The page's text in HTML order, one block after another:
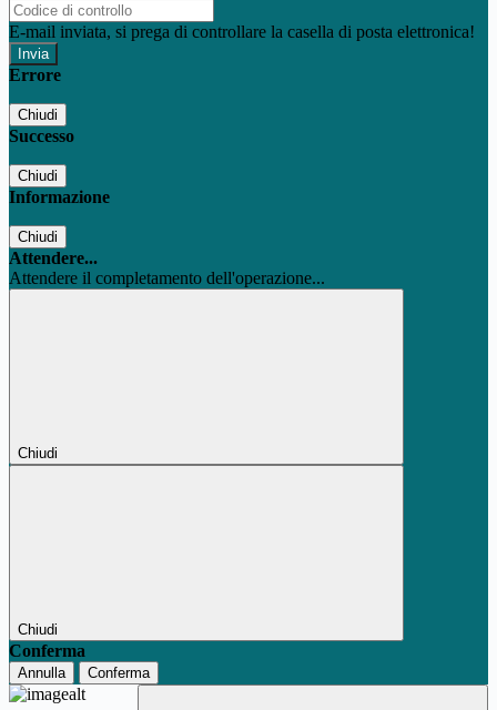
E-mail inviata, si prega di controllare la casella di posta elettronica!
Errore
Chiudi
Successo
Chiudi
Informazione
Chiudi
Attendere...
Attendere il completamento dell'operazione...
Chiudi
Chiudi
Conferma
Annulla Conferma